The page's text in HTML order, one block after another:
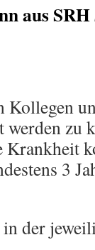
aus SRH
Kollegen
werden zu
Krankheit
3
der